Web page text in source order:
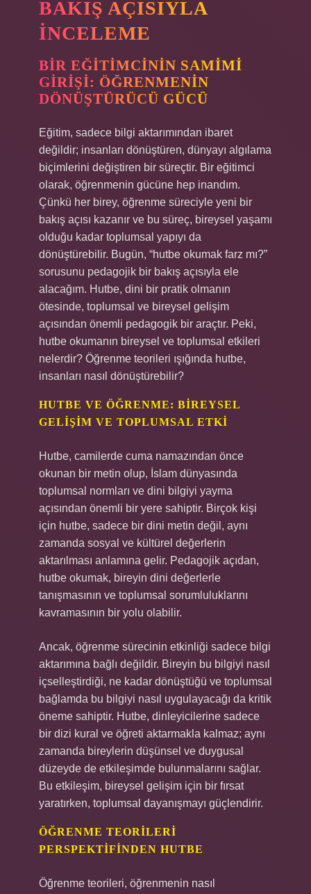
BAKIŞ AÇISIYLA
İNCELEME
BIR EĞITIMCININ SAMIMI
GIRIŞI: ÖĞRENMENIN
DÖNÜŞTÜRÜCÜ GÜCÜ
Eğitim, sadece bilgi aktarımından ibaret
değildir; insanları dönüştüren, dünyayı algılama
biçimlerini değiştiren bir süreçtir. Bir eğitimci
olarak, öğrenmenin gücüne hep inandım.
Çünkü her birey, öğrenme süreciyle yeni bir
bakış açısı kazanır ve bu süreç, bireysel yaşamı
olduğu kadar toplumsal yapıyı da
dönüştürebilir. Bugün, “hutbe okumak farz mı?”
sorusunu pedagojik bir bakış açısıyla ele
alacağım. Hutbe, dini bir pratik olmanın
ötesinde, toplumsal ve bireysel gelişim
açısından önemli pedagogik bir araçtır. Peki,
hutbe okumanın bireysel ve toplumsal etkileri
nelerdir? Öğrenme teorileri ışığında hutbe,
insanları nasıl dönüştürebilir?
HUTBE VE ÖĞRENME: BIREYSEL
GELIŞIM VE TOPLUMSAL ETKI
Hutbe, camilerde cuma namazından önce
okunan bir metin olup, İslam dünyasında
toplumsal normları ve dini bilgiyi yayma
açısından önemli bir yere sahiptir. Birçok kişi
için hutbe, sadece bir dini metin değil, aynı
zamanda sosyal ve kültürel değerlerin
aktarılması anlamına gelir. Pedagojik açıdan,
hutbe okumak, bireyin dini değerlerle
tanışmasının ve toplumsal sorumluluklarını
kavramasının bir yolu olabilir.
Ancak, öğrenme sürecinin etkinliği sadece bilgi
aktarımına bağlı değildir. Bireyin bu bilgiyi nasıl
içselleştirdiği, ne kadar dönüştüğü ve toplumsal
bağlamda bu bilgiyi nasıl uygulayacağı da kritik
öneme sahiptir. Hutbe, dinleyicilerine sadece
bir dizi kural ve öğreti aktarmakla kalmaz; aynı
zamanda bireylerin düşünsel ve duygusal
düzeyde de etkileşimde bulunmalarını sağlar.
Bu etkileşim, bireysel gelişim için bir fırsat
yaratırken, toplumsal dayanışmayı güçlendirir.
ÖĞRENME TEORILERI
PERSPEKTIFINDEN HUTBE
Öğrenme teorileri, öğrenmenin nasıl